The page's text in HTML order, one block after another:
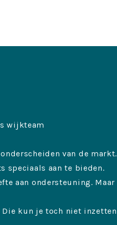
wijkteam
van de markt.
speciaals aan te bieden.
aan ondersteuning. Maar
kun je toch niet inzetten